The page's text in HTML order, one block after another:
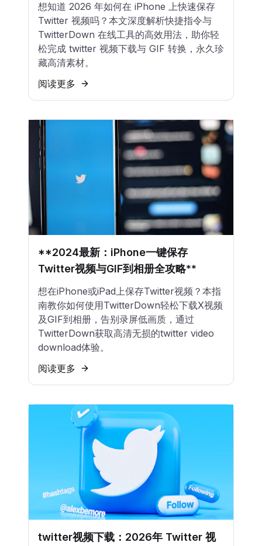
想知道 2026 年如何在 iPhone 上快速保存
Twitter 视频吗？本文深度解析快捷指令与
TwitterDown 在线工具的高效用法，助你轻
松完成 twitter 视频下载与 GIF 转换，永久珍
藏高清素材。
阅读更多
**2024最新：iPhone一键保存
Twitter视频与GIF到相册全攻略**
想在iPhone或iPad上保存Twitter视频？本指
南教你如何使用TwitterDown轻松下载X视频
及GIF到相册，告别录屏低画质，通过
TwitterDown获取高清无损的twitter video
download体验。
阅读更多
twitter视频下载：2026年 Twitter 视